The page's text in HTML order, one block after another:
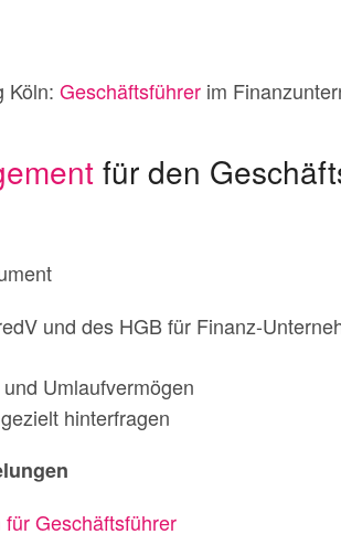
Köln: Geschäftsführer im
für den
und des HGB für Finanz-
Umlaufvermögen
hinterfragen
Geschäftsführer